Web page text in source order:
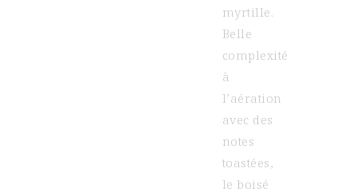
myrtille.
Belle
complexité
à
l’aération
avec des
notes
toastées,
le boisé